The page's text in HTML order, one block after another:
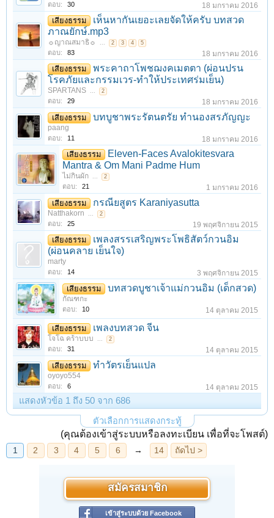
ตอบ: 30 18 มกราคม 2016
เสียงธรรม
เห็นหากันเยอะเลยจัดให้ครับ บทสวด
ภาณยักษ์.mp3
☼ญาณสมาธิ☼ ... 2 3 4 5
ตอบ: 83 18 มกราคม 2016
เสียงธรรม
พระคาถาโพชฌงคเมตตา (ผ่อนปรน
โรคภัยและกรรมเวร-ทำให้ประเทศร่มเย็น)
SPARTANS ... 2
ตอบ: 29 18 มกราคม 2016
เสียงธรรม บทบูชาพระรัตนตรัย ทำนองสรภัญญะ
paang
ตอบ: 11 18 มกราคม 2016
เสียงธรรม
Eleven-Faces Avalokitesvara
Mantra & Om Mani Padme Hum
ไม่กินผัก ... 2
ตอบ: 21 1 มกราคม 2016
เสียงธรรม กรณียสูตร Karaniyasutta
Natthakorn ... 2
ตอบ: 25 19 พฤศจิกายน 2015
เสียงธรรม
เพลงสรรเสริญพระโพธิสัตว์กวนอิม
(ผ่อนคลาย เย็นใจ)
marty
ตอบ: 14 3 พฤศจิกายน 2015
เสียงธรรม บทสวดบูชาเจ้าแม่กวนอิม (เด็กสวด)
กัณฑกะ
ตอบ: 10 14 ตุลาคม 2015
เสียงธรรม เพลงบทสวด จีน
โจโฉ คร้าบบบ ... 2
ตอบ: 31 14 ตุลาคม 2015
เสียงธรรม ทำวัตรเย็นแปล
oyoyo554
ตอบ: 6 14 ตุลาคม 2015
แสดงหัวข้อ 1 ถึง 50 จาก 686
ตัวเลือกการแสดงกระทู้
(คุณต้องเข้าสู่ระบบหรือลงทะเบียน เพื่อที่จะโพสต์)
สมัครสมาชิก
เข้าสู่ระบบด้วย Facebook